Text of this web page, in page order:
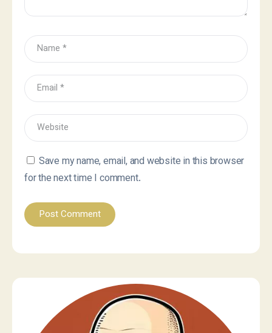
Save my name, email, and website in this browser
for the next time I comment.